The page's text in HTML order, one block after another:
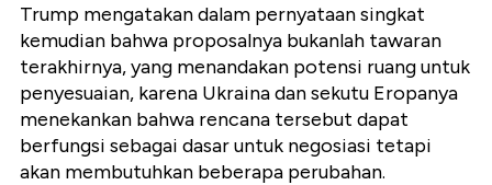
Trump mengatakan dalam pernyataan singkat
kemudian bahwa proposalnya bukanlah tawaran
terakhirnya, yang menandakan potensi ruang untuk
penyesuaian, karena Ukraina dan sekutu Eropanya
menekankan bahwa rencana tersebut dapat
berfungsi sebagai dasar untuk negosiasi tetapi
akan membutuhkan beberapa perubahan.